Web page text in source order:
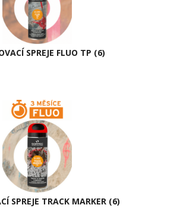
SPREJE FLUO TP (6)
SPREJE TRACK MARKER (6)